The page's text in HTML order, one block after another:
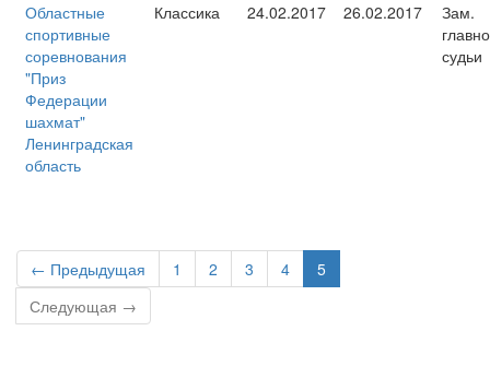
Областные
спортивные
соревнования
"Приз
Федерации
шахмат"
Ленинградская
область
Классика 24.02.2017 26.02.2017
Зам.
судьи
← Предыдущая 1 2 3 4
5
Следующая →